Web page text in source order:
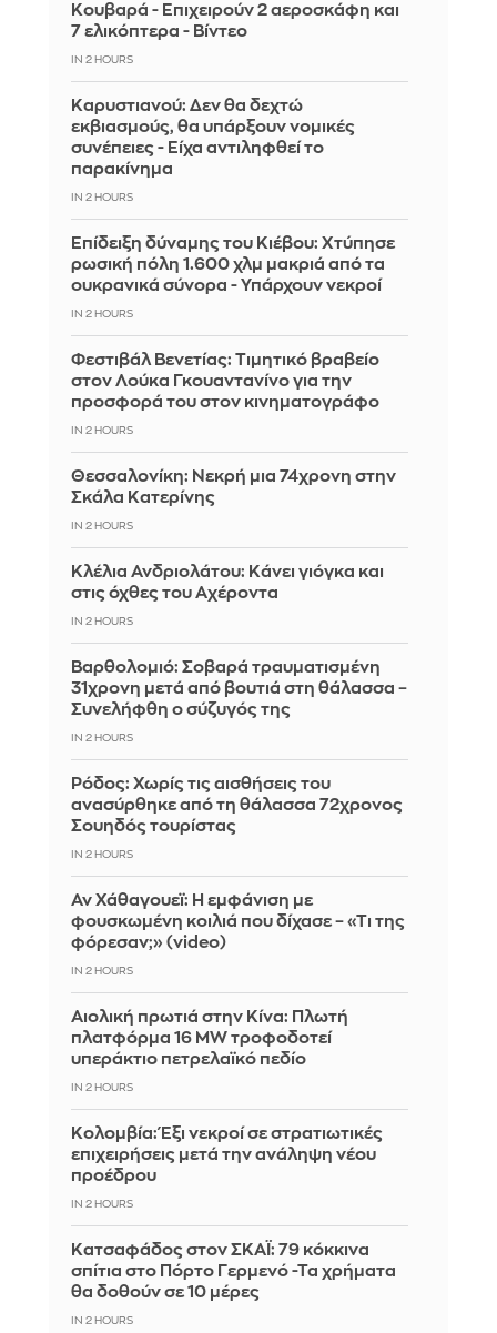
Κουβαρά - Επιχειρούν 2 αεροσκάφη και
7 ελικόπτερα - Βίντεο
IN 2 HOURS
Καρυστιανού: Δεν θα δεχτώ
εκβιασμούς, θα υπάρξουν νομικές
συνέπειες - Είχα αντιληφθεί το
παρακίνημα
IN 2 HOURS
Επίδειξη δύναμης του Κιέβου: Χτύπησε
ρωσική πόλη 1.600 χλμ μακριά από τα
ουκρανικά σύνορα - Υπάρχουν νεκροί
IN 2 HOURS
Φεστιβάλ Βενετίας: Τιμητικό βραβείο
στον Λούκα Γκουαντανίνο για την
προσφορά του στον κινηματογράφο
IN 2 HOURS
Θεσσαλονίκη: Νεκρή μια 74χρονη στην
Σκάλα Κατερίνης
IN 2 HOURS
Κλέλια Ανδριολάτου: Κάνει γιόγκα και
στις όχθες του Αχέροντα
IN 2 HOURS
Βαρθολομιό: Σοβαρά τραυματισμένη
31χρονη μετά από βουτιά στη θάλασσα –
Συνελήφθη ο σύζυγός της
IN 2 HOURS
Ρόδος: Χωρίς τις αισθήσεις του
ανασύρθηκε από τη θάλασσα 72χρονος
Σουηδός τουρίστας
IN 2 HOURS
Αν Χάθαγουεϊ: Η εμφάνιση με
φουσκωμένη κοιλιά που δίχασε – «Τι της
φόρεσαν;» (video)
IN 2 HOURS
Αιολική πρωτιά στην Κίνα: Πλωτή
πλατφόρμα 16 MW τροφοδοτεί
υπεράκτιο πετρελαϊκό πεδίο
IN 2 HOURS
Κολομβία: Έξι νεκροί σε στρατιωτικές
επιχειρήσεις μετά την ανάληψη νέου
προέδρου
IN 2 HOURS
Kατσαφάδος στον ΣΚΑΪ: 79 κόκκινα
σπίτια στο Πόρτο Γερμενό -Τα χρήματα
θα δοθούν σε 10 μέρες
IN 2 HOURS